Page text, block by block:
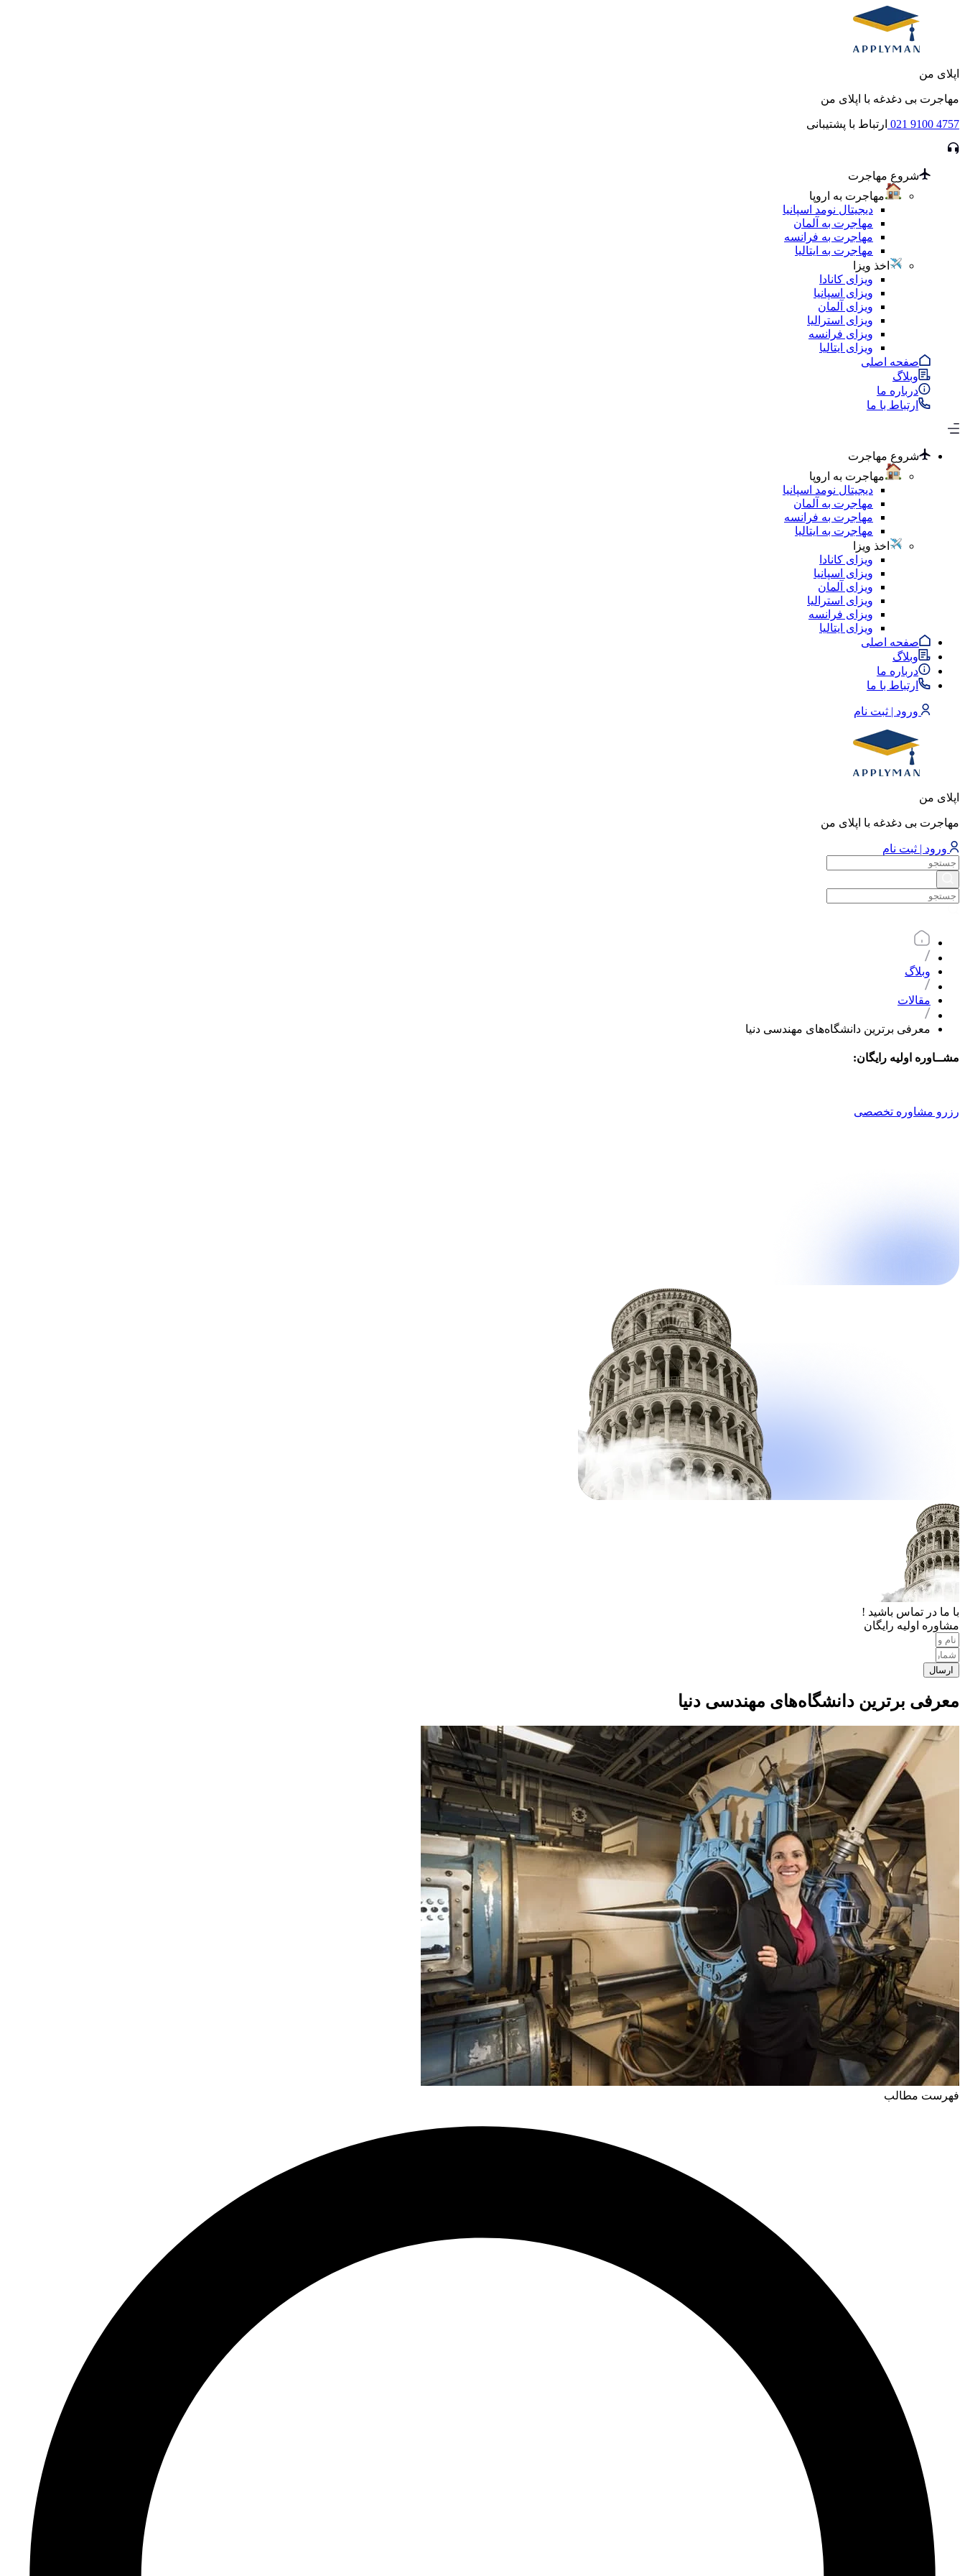
اپلای من
مهاجرت بی دغدغه با اپلای من
021 9100 4757 ارتباط با پشتیبانی
شروع مهاجرت
مهاجرت به اروپا
دیجیتال نومد اسپانیا
مهاجرت به آلمان
مهاجرت به فرانسه
مهاجرت به ایتالیا
اخذ ویزا
ویزای کانادا
ویزای اسپانیا
ویزای آلمان
ویزای استرالیا
ویزای فرانسه
ویزای ایتالیا
صفحه اصلی
وبلاگ
درباره ما
ارتباط با ما
شروع مهاجرت
مهاجرت به اروپا
دیجیتال نومد اسپانیا
مهاجرت به آلمان
مهاجرت به فرانسه
مهاجرت به ایتالیا
اخذ ویزا
ویزای کانادا
ویزای اسپانیا
ویزای آلمان
ویزای استرالیا
ویزای فرانسه
ویزای ایتالیا
صفحه اصلی
وبلاگ
درباره ما
ارتباط با ما
ورود | ثبت نام
اپلای من
مهاجرت بی دغدغه با اپلای من
ورود | ثبت نام
وبلاگ
مقالات
معرفی برترین دانشگاه‌های مهندسی دنیا
مشــاوره اولیه رایگان:
رزرو مشاوره تخصصی
با ما در تماس باشید !
مشاوره اولیه رایگان
ارسال
معرفی برترین دانشگاه‌های مهندسی دنیا
فهرست مطالب